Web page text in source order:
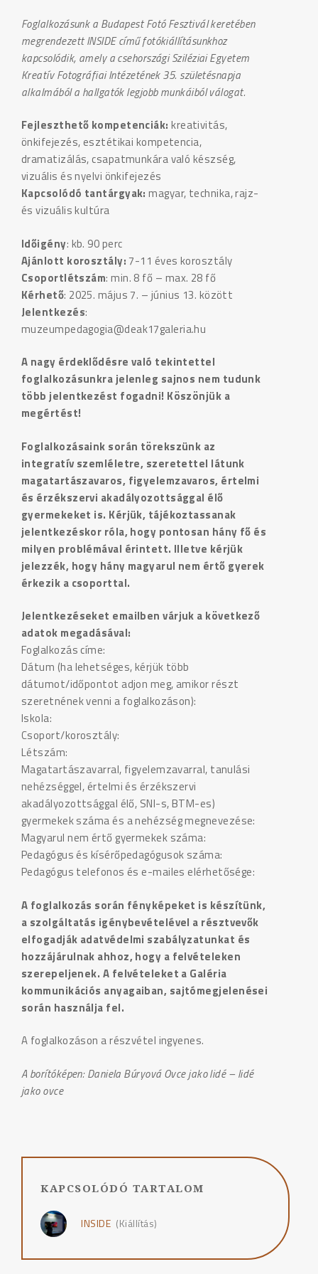
Foglalkozásunk a Budapest Fotó Fesztivál keretében
megrendezett INSIDE című fotókiállításunkhoz
kapcsolódik, amely a csehországi Sziléziai Egyetem
Kreatív Fotográfiai Intézetének 35. születésnapja
alkalmából a hallgatók legjobb munkáiból válogat.
Fejleszthető kompetenciák: kreativitás,
önkifejezés, esztétikai kompetencia,
dramatizálás, csapatmunkára való készség,
vizuális és nyelvi önkifejezés
Kapcsolódó tantárgyak: magyar, technika, rajz-
és vizuális kultúra
Időigény: kb. 90 perc
Ajánlott korosztály: 7-11 éves korosztály
Csoportlétszám: min. 8 fő – max. 28 fő
Kérhető: 2025. május 7. – június 13. között
Jelentkezés:
muzeumpedagogia@deak17galeria.hu
A nagy érdeklődésre való tekintettel
foglalkozásunkra jelenleg sajnos nem tudunk
több jelentkezést fogadni! Köszönjük a
megértést!
Foglalkozásaink során törekszünk az
integratív szemléletre, szeretettel látunk
magatartászavaros, figyelemzavaros, értelmi
és érzékszervi akadályozottsággal élő
gyermekeket is. Kérjük, tájékoztassanak
jelentkezéskor róla, hogy pontosan hány fő és
milyen problémával érintett. Illetve kérjük
jelezzék, hogy hány magyarul nem értő gyerek
érkezik a csoporttal.
Jelentkezéseket emailben várjuk a következő
adatok megadásával:
Foglalkozás címe:
Dátum (ha lehetséges, kérjük több
dátumot/időpontot adjon meg, amikor részt
szeretnének venni a foglalkozáson):
Iskola:
Csoport/korosztály:
Létszám:
Magatartászavarral, figyelemzavarral, tanulási
nehézséggel, értelmi és érzékszervi
akadályozottsággal élő, SNI-s, BTM-es)
gyermekek száma és a nehézség megnevezése:
Magyarul nem értő gyermekek száma:
Pedagógus és kísérőpedagógusok száma:
Pedagógus telefonos és e-mailes elérhetősége:
A foglalkozás során fényképeket is készítünk,
a szolgáltatás igénybevételével a résztvevők
elfogadják adatvédelmi szabályzatunkat és
hozzájárulnak ahhoz, hogy a felvételeken
szerepeljenek. A felvételeket a Galéria
kommunikációs anyagaiban, sajtómegjelenései
során használja fel.
A foglalkozáson a részvétel ingyenes.
A borítóképen: Daniela Búryová Ovce jako lidé – lidé
jako ovce
KAPCSOLÓDÓ TARTALOM
INSIDE (Kiállítás)